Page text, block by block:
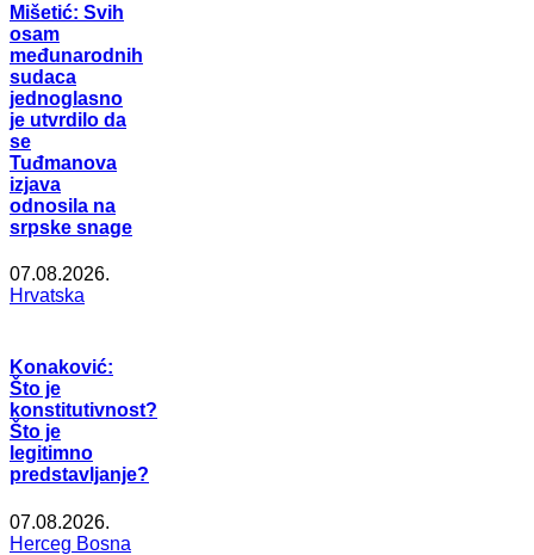
Mišetić: Svih
osam
međunarodnih
sudaca
jednoglasno
je utvrdilo da
se
Tuđmanova
izjava
odnosila na
srpske snage
07.08.2026.
Hrvatska
Konaković:
Što je
konstitutivnost?
Što je
legitimno
predstavljanje?
07.08.2026.
Herceg Bosna